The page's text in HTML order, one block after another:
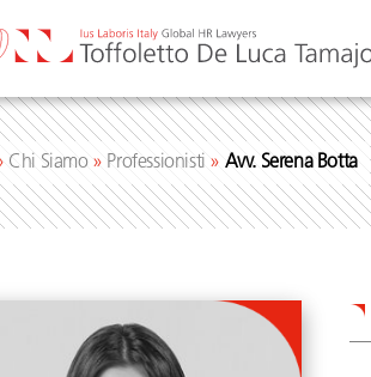
Chi Siamo» Professionisti » Avv. Serena Botta